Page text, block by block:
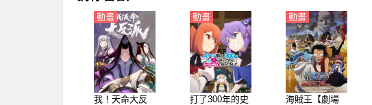
我！天命大反
動畫
打了300年的史
動畫
海賊王【劇場
動畫